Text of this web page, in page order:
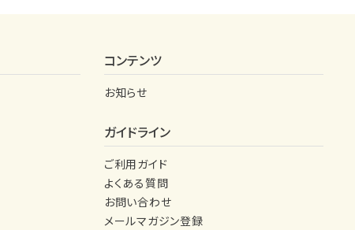
コンテンツ
お知らせ
ガイドライン
ご利用ガイド
よくある質問
お問い合わせ
メールマガジン登録